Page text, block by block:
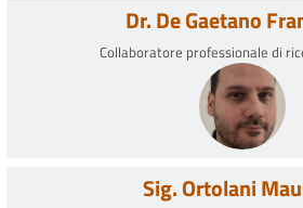
Dr. De Gaetano
Collaboratore professionale di
Sig. Ortolani